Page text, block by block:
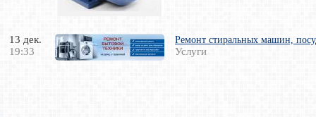
13 дек.
19:33
Ремонт стиральных машин,
Услуги